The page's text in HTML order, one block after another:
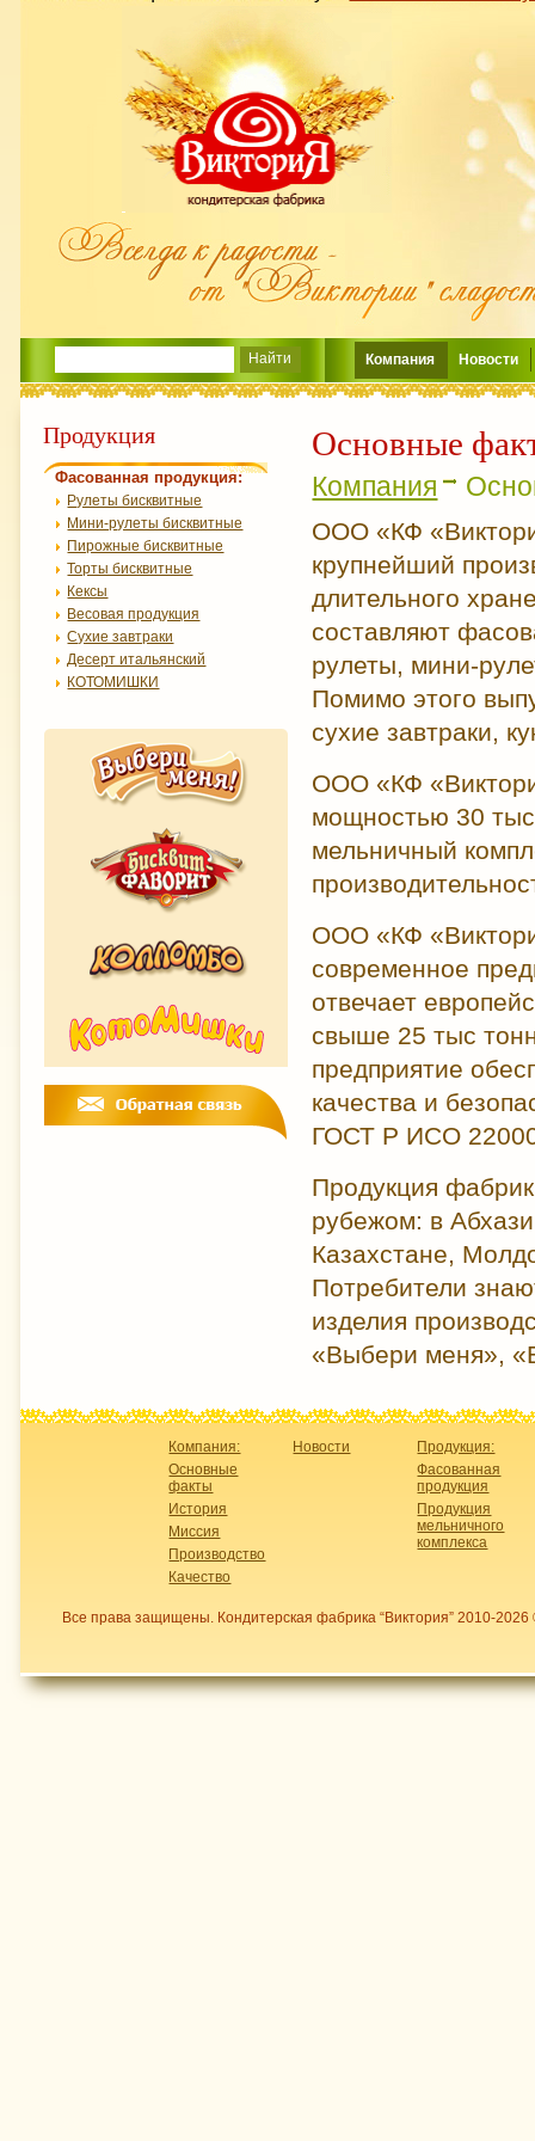
Компания Новости
Продукция
Фасованная продукция:
Рулеты бисквитные
Мини-рулеты бисквитные
Пирожные бисквитные
Торты бисквитные
Кексы
Весовая продукция
Сухие завтраки
Десерт итальянский
КОТОМИШКИ
Основные
Компания
ООО «КФ
крупнейший
длительного
составляют
рулеты, мини-
Помимо этого
сухие завтраки,
ООО «КФ
мощностью 30
мельничный
ООО «КФ
современное
отвечает
свыше 25 тыс
предприятие
качества и
ГОСТ Р ИСО
Продукция
рубежом: в
Казахстане,
Потребители
изделия
«Выбери меня»,
Компания:
Основные
факты
История
Миссия
Производство
Качество
Новости
Продукция:
Фасованная
продукция
Продукция
мельничного
комплекса
Все права защищены. Кондитерская фабрика “Виктория” 2010-2026